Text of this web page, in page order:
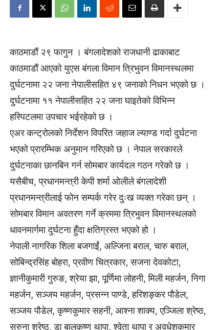
काठमाडौं २९ फागुन । बंगलादेशको राजधानी ढाकाबाट
काठमाडौं आएको युएस बंगला विमान त्रिभुवन विमानस्थलमा
दुर्घटनामा २२ जना नेपालीसहित ४९ जनाको निधन भएको छ ।
दुर्घटनामा ११ नेपालीसहित २२ जना घाइतेको विभिन्न
हस्पिटलमा उपचार भईरहेको छ ।
एअर कन्ट्रोलको निर्देशन विपरित जहाज ल्याण्ड गर्दा दुर्घटना
भएको प्रारम्भिक अनुमान गरिएको छ । नेपाल सरकारले
दुर्घटनाका छानबिन गर्न सोमबार कार्यदल गठन गरेको छ ।
यसैबीच, प्रधानमन्त्री केपी शर्मा ओलीले बंगलादेशी
प्रधानमन्त्रीलाई फोन सम्पर्क गरेर दुःख व्यक्त गरेका छन् ।
सोमबार विमान अवतरण गर्ने क्रममा त्रिभुवन विमानस्थलको
धावनमार्गमा दुर्घटना हुँदा क्षतिग्रस्त भएको हो ।
नेपाली नागरिक शिला बजगाईं, अल्जिना बराल, चारु बराल,
सोबिन्द्रसिंह बोहरा, प्रवीण चित्रकार, सजना देवकोटा,
ज्ञानीकुमारी गुरुङ, श्रेया झा, पूर्णिमा लोहनी, मिली महर्जन, निगा
महर्जन, सञ्जय महर्जन, प्रसन्न पाण्डे, हरिशङ्कर पौडेल,
सञ्जय पौडेल, कृष्णकुमार सहनी, आश्ना शाक्य, एञ्जिला श्रेष्ठ,
सरुना श्रेष्ठ, डा बालकृष्ण थापा, श्वेता थापा र अवधेशकुमार